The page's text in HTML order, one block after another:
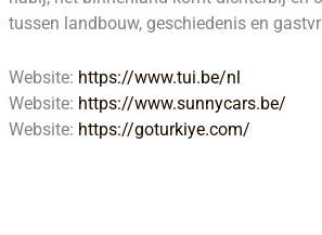
tussen landbouw, geschiedenis en
Website: https://www.tui.be/nl
Website: https://www.sunnycars.be/
Website: https://goturkiye.com/